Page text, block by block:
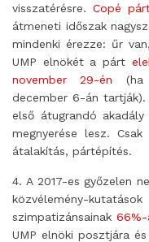
visszatérésre. Copé
átmeneti időszak
mindenki érezze: űr
UMP elnökét a párt
november 29-én (ha
december 6-án tartják).
első átugrandó
megnyerése lesz.
átalakítás, pártépítés.
4. A 2017-es győzelen
közvélemény-
szimpatizánsainak 66%-
UMP elnöki posztjára